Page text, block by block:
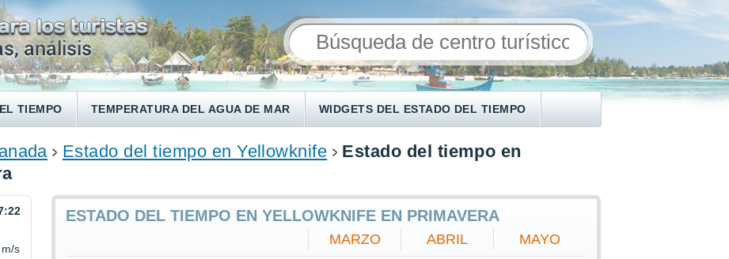
TIEMPO TEMPERATURA DEL AGUA DE MAR WIDGETS DEL ESTADO DEL TIEMPO
Estado del tiempo en Yellowknife
Estado del tiempo en
ESTADO DEL TIEMPO EN YELLOWKNIFE EN PRIMAVERA
MARZO ABRIL MAYO
s